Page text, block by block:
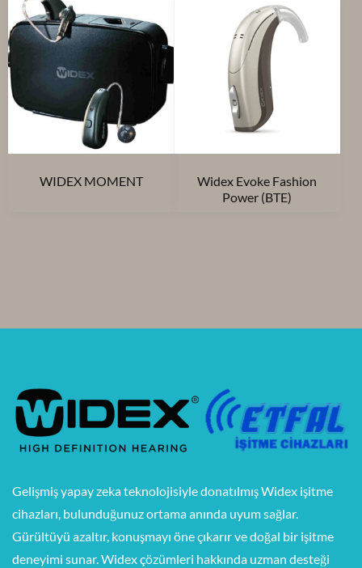
WIDEX MOMENT
Widex Evoke Fashion
Power (BTE)
Gelişmiş yapay zeka teknolojisiyle donatılmış Widex işitme
cihazları, bulunduğunuz ortama anında uyum sağlar.
Gürültüyü azaltır, konuşmayı öne çıkarır ve doğal bir işitme
deneyimi sunar. Widex çözümleri hakkında uzman desteği